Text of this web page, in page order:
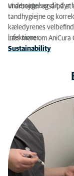
undersøgelser dit dyr
Vi arbejder også på
tandhygiejne og
kæledyrenes
infektioner.
Læs mere om
Sustainability